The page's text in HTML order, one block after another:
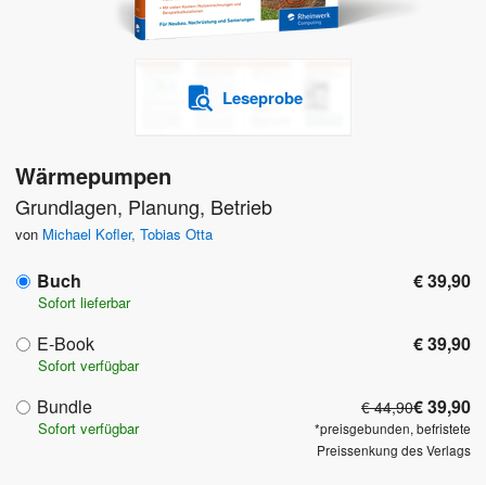
Leseprobe
Wärmepumpen
Grundlagen, Planung, Betrieb
von Michael Kofler, Tobias Otta
Buch € 39,90
Sofort lieferbar
E-Book € 39,90
Sofort verfügbar
Bundle € 44,90€ 39,90
*preisgebunden, befristete
Preissenkung des Verlags
Sofort verfügbar